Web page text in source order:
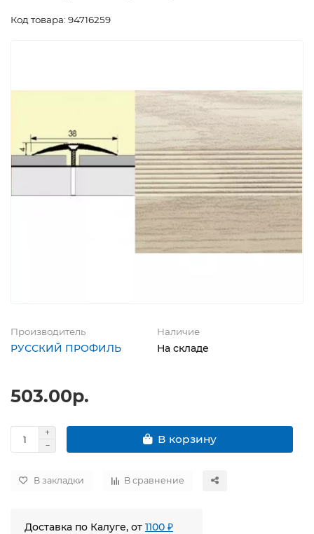
Код товара: 94716259
Производитель
РУССКИЙ ПРОФИЛЬ
Наличие
На складе
503.00р.
В корзину
В закладки В сравнение
Доставка по Калуге, от 1100 ₽